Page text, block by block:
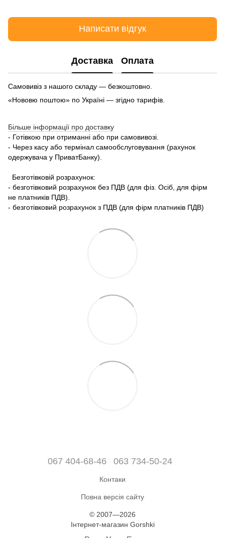
Написати відгук
Доставка Оплата
Самовивіз з нашого складу — безкоштовно.
«Нововю поштою» по Україні — згідно тарифів.
Більше інформації про доставку
- Готівкою при отриманні або при самовивозі.
- Через касу або термінал самообслуговування (рахунок
одержувача у ПриватБанку).
Безготівковій розрахунок:
- безготівковий розрахунок без ПДВ (для фіз. Осіб, для фірм
не платників ПДВ).
- безготівковий розрахунок з ПДВ (для фірм платників ПДВ)
067 404-68-46 063 734-50-24
Контаки
Повна версія сайту
© 2007—2026
Інтернет-магазин Gorshki